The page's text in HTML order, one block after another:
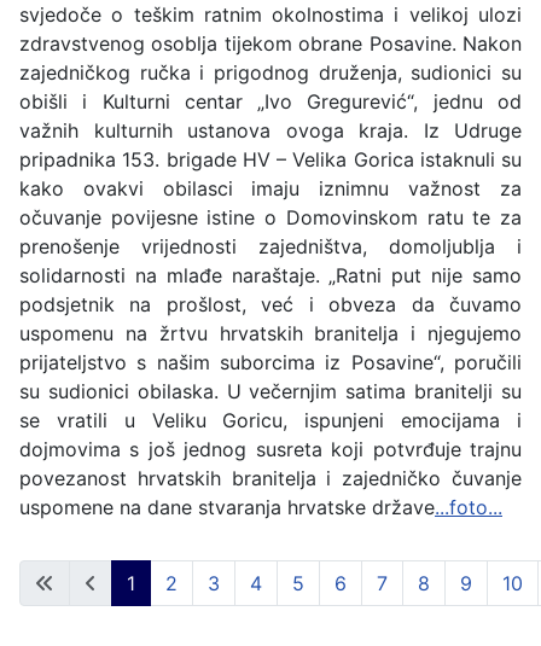
svjedoče o teškim ratnim okolnostima i velikoj ulozi
zdravstvenog osoblja tijekom obrane Posavine. Nakon
zajedničkog ručka i prigodnog druženja, sudionici su
obišli i Kulturni centar „Ivo Gregurević“, jednu od
važnih kulturnih ustanova ovoga kraja. Iz Udruge
pripadnika 153. brigade HV – Velika Gorica istaknuli su
kako ovakvi obilasci imaju iznimnu važnost za
očuvanje povijesne istine o Domovinskom ratu te za
prenošenje vrijednosti zajedništva, domoljublja i
solidarnosti na mlađe naraštaje. „Ratni put nije samo
podsjetnik na prošlost, već i obveza da čuvamo
uspomenu na žrtvu hrvatskih branitelja i njegujemo
prijateljstvo s našim suborcima iz Posavine“, poručili
su sudionici obilaska. U večernjim satima branitelji su
se vratili u Veliku Goricu, ispunjeni emocijama i
dojmovima s još jednog susreta koji potvrđuje trajnu
povezanost hrvatskih branitelja i zajedničko čuvanje
uspomene na dane stvaranja hrvatske države...foto...
Page 1 of 13
1 2 3 4 5 6 7 8 9 10